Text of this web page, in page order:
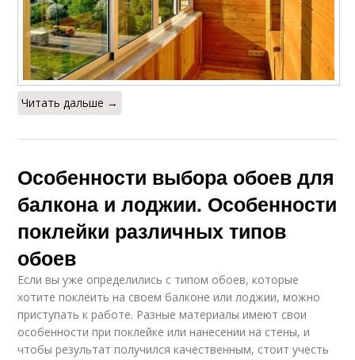
Читать дальше →
Особенности выбора обоев для
балкона и лоджии. Особенности
поклейки различных типов
обоев
Если вы уже определились с типом обоев, которые
хотите поклеить на своем балконе или лоджии, можно
приступать к работе. Разные материалы имеют свои
особенности при поклейке или нанесении на стены, и
чтобы результат получился качественным, стоит учесть